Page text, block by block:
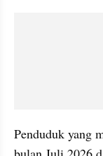
Penduduk yang